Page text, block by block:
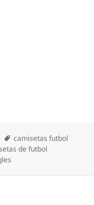
Etiquetas
camisetas futbol
de futbol